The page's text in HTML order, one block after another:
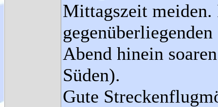
Mittagszeit meiden.
Abend hinein
Süden).
Gute